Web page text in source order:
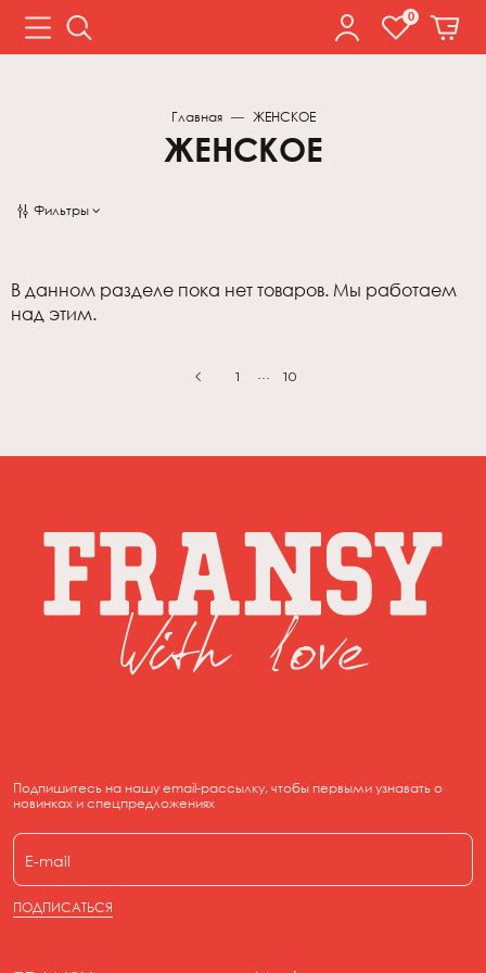
0
Главная ЖЕНСКОЕ
ЖЕНСКОЕ
Фильтры
Цвет
Ростовка
В данном разделе пока нет товаров. Мы работаем
над этим.
1 10
Подпишитесь на нашу email-рассылку, чтобы первыми узнавать о
новинках и спецпредложениях
ПОДПИСАТЬСЯ